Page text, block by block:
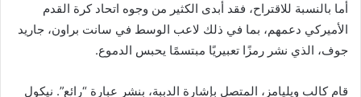
أما بالنسبة للاقتراح، فقد أبدى الكثير من وجوه اتحاد كرة القدم
الأميركي دعمهم، بما في ذلك لاعب الوسط في سانت براون، جاريد
جوف، الذي نشر رمزًا تعبيريًا مبتسمًا يحبس الدموع.
قام كالب ويليامز، المتصل بإشارة الدببة، بنشر عبارة “رائع”. نيكول